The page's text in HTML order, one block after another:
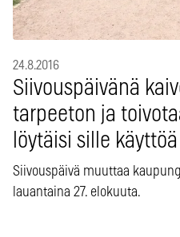
24.8.2016
Siivouspäivänä
tarpeeton ja
löytäisi sille käyttöä
Siivouspäivä muuttaa
lauantaina 27. elokuuta.